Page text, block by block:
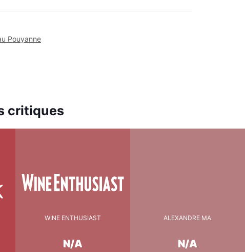
Pouyanne
critiques
WINE ENTHUSIAST
N/A
ALEXANDRE MA
N/A